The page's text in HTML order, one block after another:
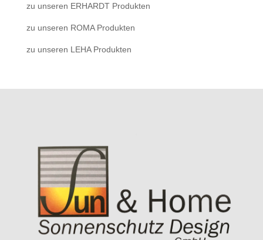
zu unseren ERHARDT Produkten
zu unseren ROMA Produkten
zu unseren LEHA Produkten